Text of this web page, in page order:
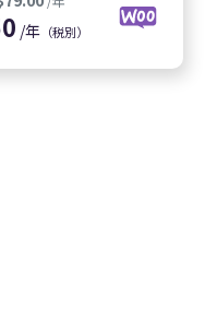
/年（税別）